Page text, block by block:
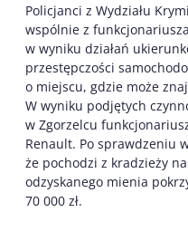
Policjanci z Wydziału
wspólnie z
w wyniku działań
przestępczości
o miejscu, gdzie może
W wyniku podjętych
w Zgorzelcu
Renault. Po sprawdzeniu
że pochodzi z kradzieży
odzyskanego mienia
70 000 zł.